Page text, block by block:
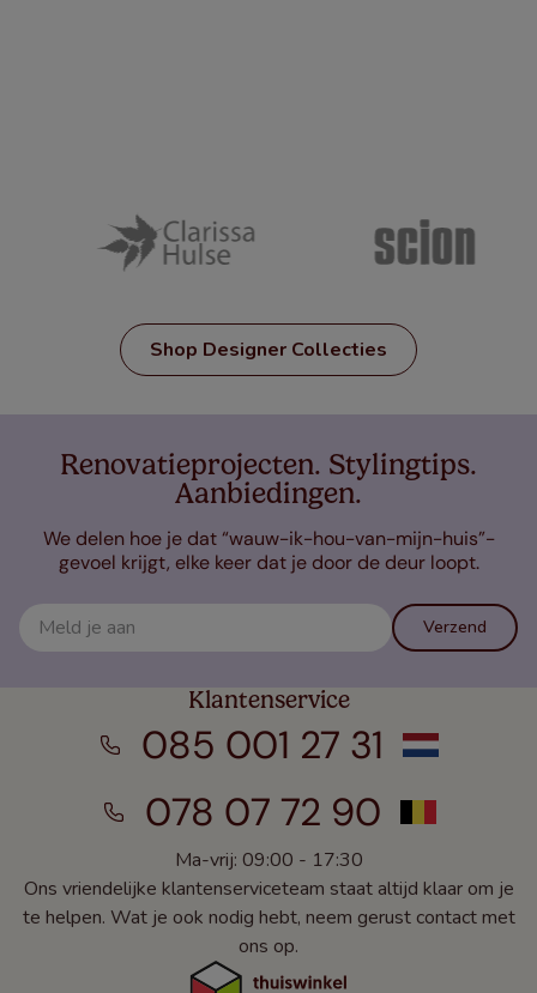
Shop Designer Collecties
Renovatieprojecten. Stylingtips.
Aanbiedingen.
We delen hoe je dat “wauw-ik-hou-van-mijn-huis”-
gevoel krijgt, elke keer dat je door de deur loopt.
Verzend
Klantenservice
085 001 27 31
078 07 72 90
Ma-vrij: 09:00 - 17:30
Ons vriendelijke klantenserviceteam staat altijd klaar om je
te helpen. Wat je ook nodig hebt, neem gerust contact met
ons op.